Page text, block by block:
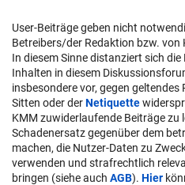
User-Beiträge geben nicht
Betreibers/der Redaktion bzw.
In diesem Sinne distanziert sich
Inhalten in diesem
insbesondere vor, gegen
Sitten oder derNetiquette
KMM zuwiderlaufende Beiträge zu
Schadenersatz gegenüber dem
machen, die Nutzer-Daten zu
verwenden und strafrechtlich
bringen (siehe auch AGB). Hier